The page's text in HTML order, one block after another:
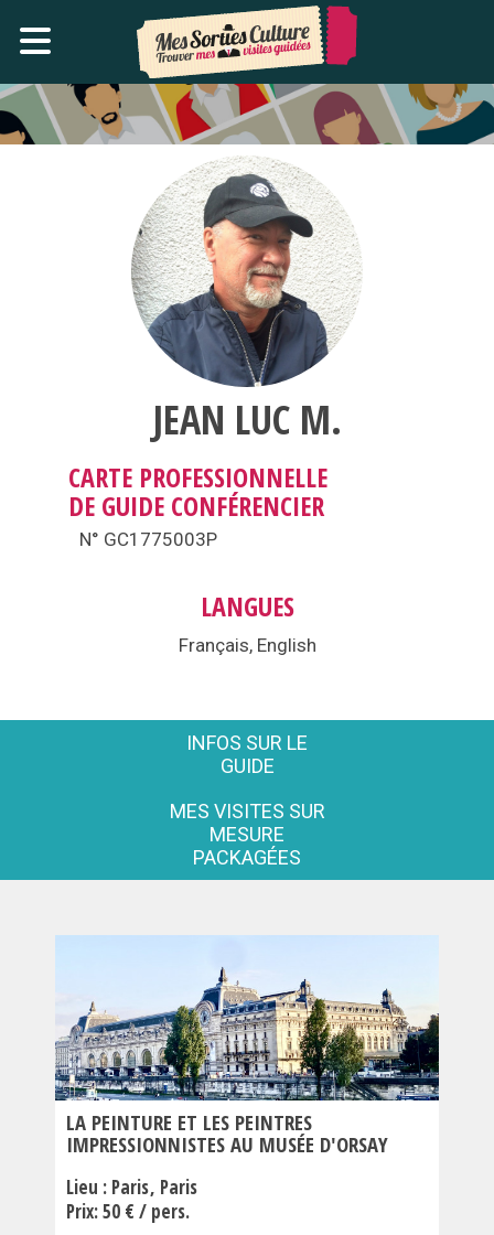
JEAN LUC M.
CARTE PROFESSIONNELLE
DE GUIDE CONFÉRENCIER
N° GC1775003P
LANGUES
Français, English
INFOS SUR LE
GUIDE
MES VISITES SUR
MESURE
PACKAGÉES
LA PEINTURE ET LES PEINTRES
IMPRESSIONNISTES AU MUSÉE D'ORSAY
Lieu : Paris Paris
Prix: 50 € / pers.